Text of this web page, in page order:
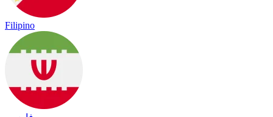
Filipino